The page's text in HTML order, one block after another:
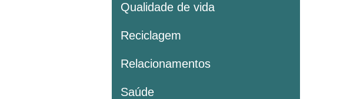
Qualidade de vida
Reciclagem
Relacionamentos
Saúde